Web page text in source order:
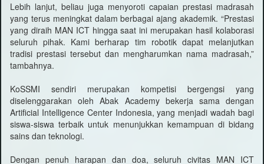
Lebih lanjut, beliau juga menyoroti capaian prestasi madrasah
yang terus meningkat dalam berbagai ajang akademik. “Prestasi
yang diraih MAN ICT hingga saat ini merupakan hasil kolaborasi
seluruh pihak. Kami berharap tim robotik dapat melanjutkan
tradisi prestasi tersebut dan mengharumkan nama madrasah,”
tambahnya.
KoSSMI sendiri merupakan kompetisi bergengsi yang
diselenggarakan oleh Abak Academy bekerja sama dengan
Artificial Intelligence Center Indonesia, yang menjadi wadah bagi
siswa-siswa terbaik untuk menunjukkan kemampuan di bidang
sains dan teknologi.
Dengan penuh harapan dan doa, seluruh civitas MAN ICT